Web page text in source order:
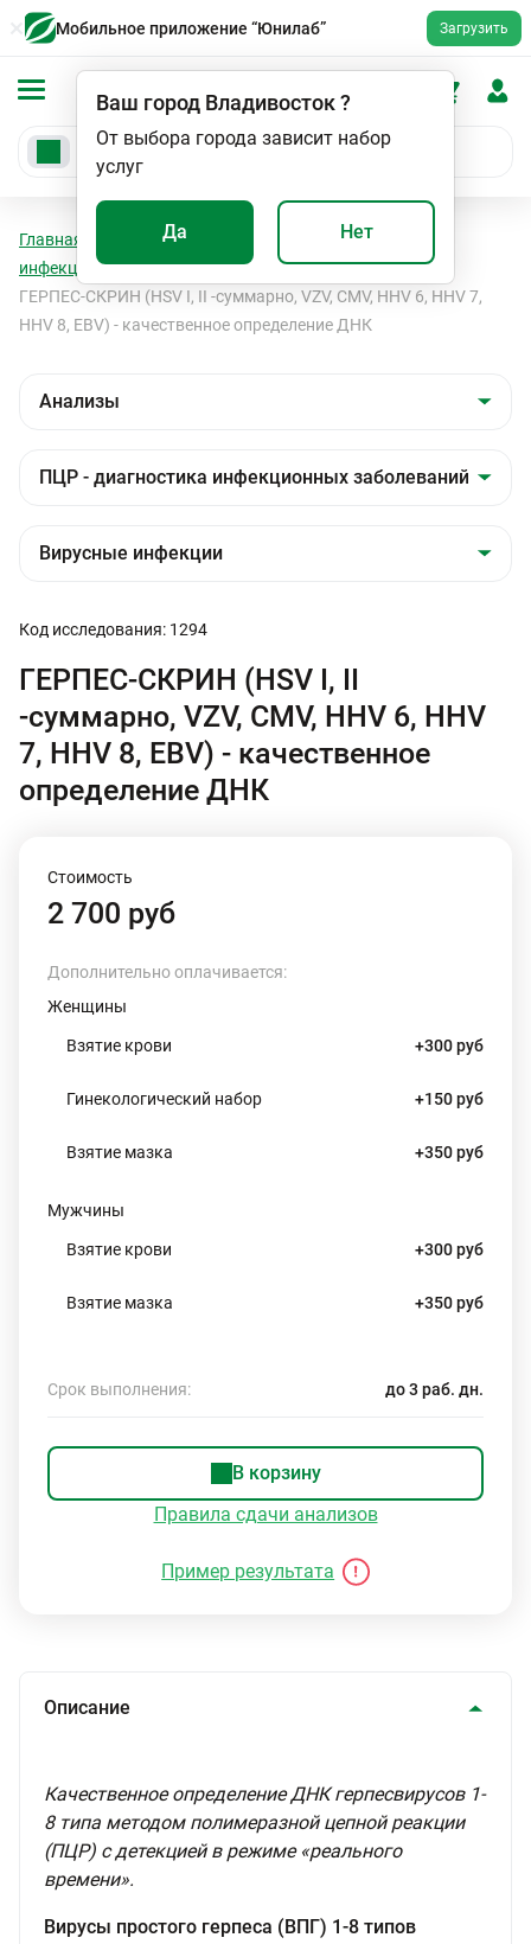
Мобильное приложение “Юнилаб” Загрузить
Ваш город Владивосток?
От выбора города зависит набор
услуг
Да Нет
Главная Анализы
ПЦР - диагностика
инфекционных заболеваний
Вирусные инфекции
ГЕРПЕС-СКРИН (HSV I, II -суммарно, VZV, CMV, HHV 6, HHV 7,
HHV 8, EBV) - качественное определение ДНК
Код исследования: 1294
ГЕРПЕС-СКРИН (HSV I, II
-суммарно, VZV, CMV, HHV 6, HHV
7, HHV 8, EBV) - качественное
определение ДНК
Стоимость
2 700 руб
Дополнительно оплачивается:
Женщины
Взятие крови +300 руб
Гинекологический набор +150 руб
Взятие мазка +350 руб
Мужчины
Взятие крови +300 руб
Взятие мазка +350 руб
Срок выполнения: до 3 раб. дн.
В корзину
Правила сдачи анализов
Пример результата
Описание
Качественное определение ДНК герпесвирусов 1-
8 типа методом полимеразной цепной реакции
(ПЦР) с детекцией в режиме «реального
времени».
Вирусы простого герпеса (ВПГ) 1-8 типов